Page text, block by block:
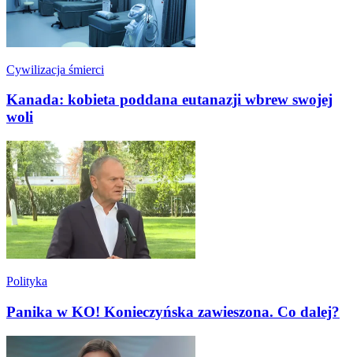
Cywilizacja śmierci
Kanada: kobieta poddana eutanazji wbrew swojej
woli
Polityka
Panika w KO! Konieczyńska zawieszona. Co dalej?